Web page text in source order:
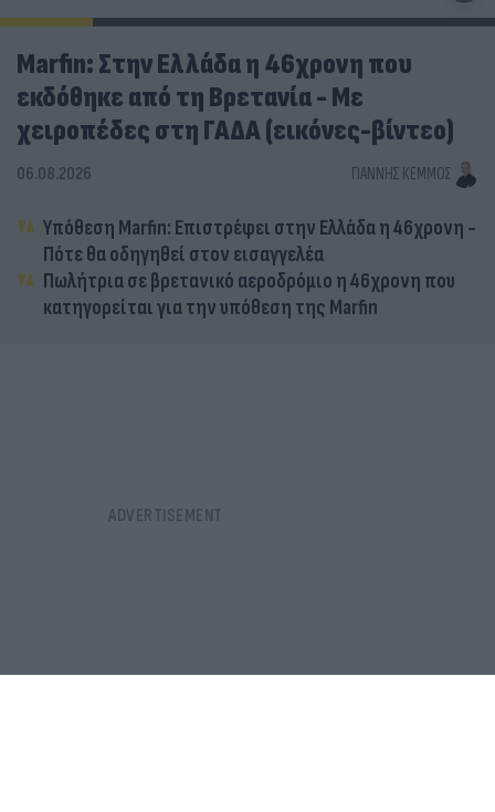
Marfin: Στην Ελλάδα η 46χρονη που
εκδόθηκε από τη Βρετανία - Με
χειροπέδες στη ΓΑΔΑ (εικόνες-βίντεο)
06.08.2026 ΓΙΆΝΝΗΣ ΚΈΜΜΟΣ
Υπόθεση Marfin: Επιστρέφει στην Ελλάδα η 46χρονη -
Πότε θα οδηγηθεί στον εισαγγελέα
Πωλήτρια σε βρετανικό αεροδρόμιο η 46χρονη που
κατηγορείται για την υπόθεση της Marfin